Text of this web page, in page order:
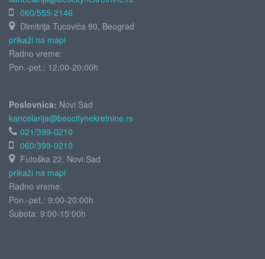
060/555-2146
Dimitrija Tucovića 90, Beograd
prikaži na mapi
Radno vreme:
Pon.-pet.: 12:00-20:00h
Poslovnica: Novi Sad
kancelarija@beocitynekretnine.rs
021/399-0210
060/399-0210
Futoška 22, Novi Sad
prikaži na mapi
Radno vreme:
Pon.-pet.: 9:00-20:00h
Subota: 9:00-15:00h